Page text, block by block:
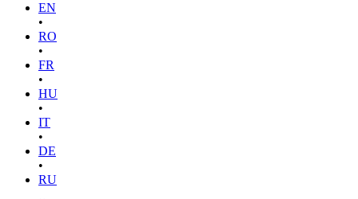
EN
•
RO
•
FR
•
HU
•
IT
•
DE
•
RU